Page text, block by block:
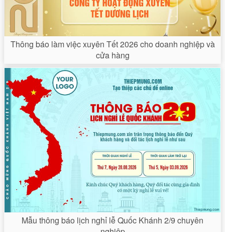
Thông báo làm việc xuyên Tết 2026 cho doanh nghiệp và
cửa hàng
Mẫu thông báo lịch nghỉ lễ Quốc Khánh 2/9 chuyên